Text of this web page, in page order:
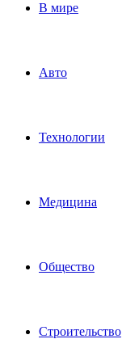
В мире
Авто
Технологии
Медицина
Общество
Строительство